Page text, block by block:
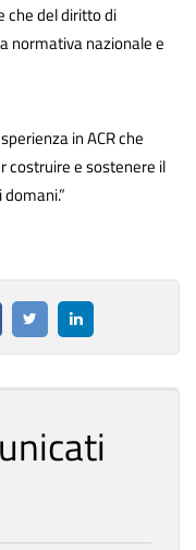
che del diritto di
normativa nazionale e
in ACR che
costruire e sostenere il